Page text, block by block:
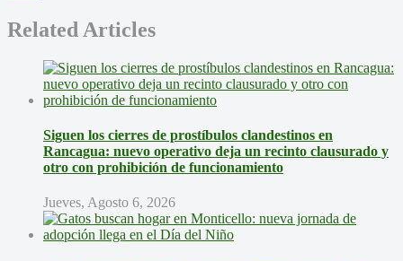
Related Articles
Siguen los cierres de prostíbulos clandestinos en
Rancagua: nuevo operativo deja un recinto clausurado y
otro con prohibición de funcionamiento
Jueves, Agosto 6, 2026